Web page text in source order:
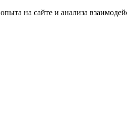
на сайте и анализа